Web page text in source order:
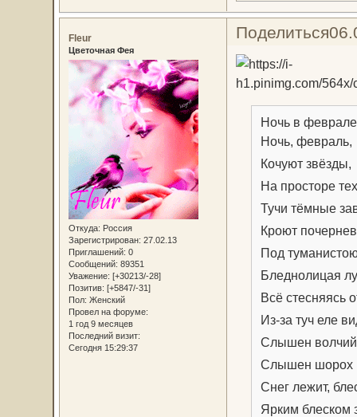
Поделиться
Fleur
Цветочная Фея
Откуда: Россия
Зарегистрирован: 27.02.13
Приглашений: 0
Сообщений: 89351
Уважение: [+30213/-28]
Позитив: [+5847/-31]
Пол: Женский
Провел на форуме:
1 год 9 месяцев
Последний визит:
Сегодня 15:29:37
Ночь в феврале
Ночь, февраль,
Кочуют звёзды,
На просторе
Тучи тёмные
Кроют
Под
Бледнолицая
Всё стесняясь
Из-за туч еле
Слышен волчий
Слышен шорох
Снег лежит,
Ярким блеском